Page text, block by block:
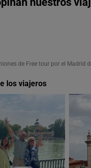
de Free tour por el Madrid
los viajeros